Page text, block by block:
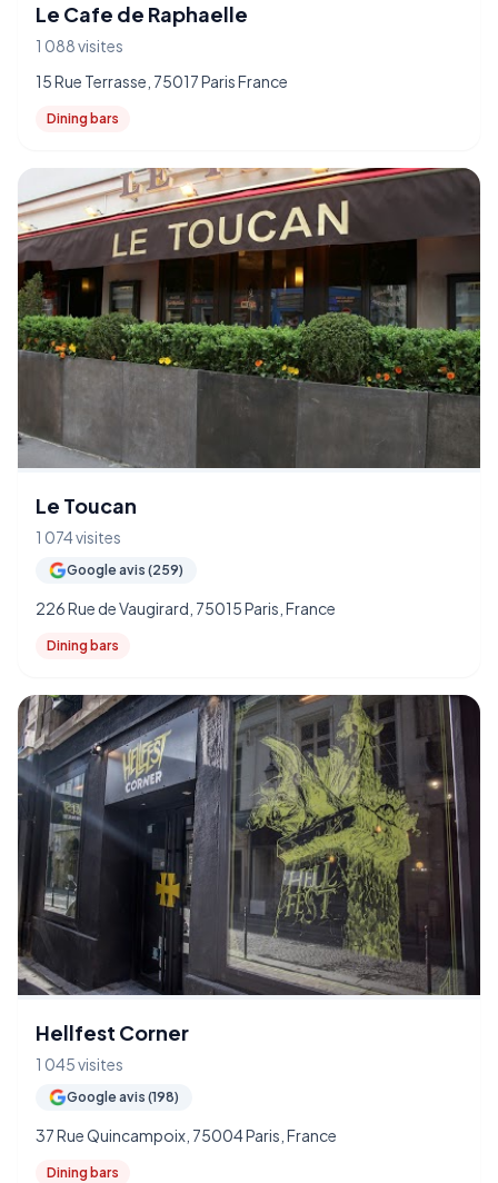
Le Cafe de Raphaelle
1 088 visites
15 Rue Terrasse, 75017 Paris France
Dining bars
Le Toucan
1 074 visites
Google avis (259)
226 Rue de Vaugirard, 75015 Paris, France
Dining bars
Hellfest Corner
1 045 visites
Google avis (198)
37 Rue Quincampoix, 75004 Paris, France
Dining bars